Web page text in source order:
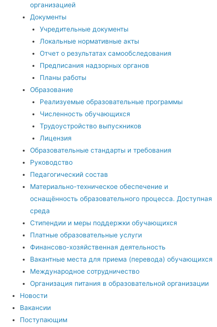
организацией
Документы
Учредительные документы
Локальные нормативные акты
Отчет о результатах самообследования
Предписания надзорных органов
Планы работы
Образование
Реализуемые образовательные программы
Численность обучающихся
Трудоустройство выпускников
Лицензия
Образовательные стандарты и требования
Руководство
Педагогический состав
Материально-техническое обеспечение и
оснащённость образовательного процесса. Доступная
среда
Стипендии и меры поддержки обучающихся
Платные образовательные услуги
Финансово-хозяйственная деятельность
Вакантные места для приема (перевода) обучающихся
Международное сотрудничество
Организация питания в образовательной организации
Новости
Вакансии
Поступающим